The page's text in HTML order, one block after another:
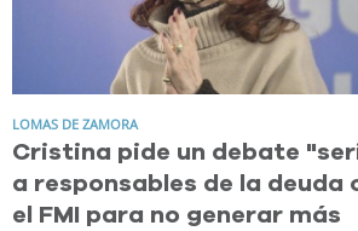
LOMAS DE ZAMORA
Cristina pide un debate
a responsables de la deuda
el FMI para no generar más